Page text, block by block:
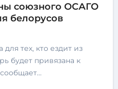
союзного ОСАГО
белорусов
будет привязана к